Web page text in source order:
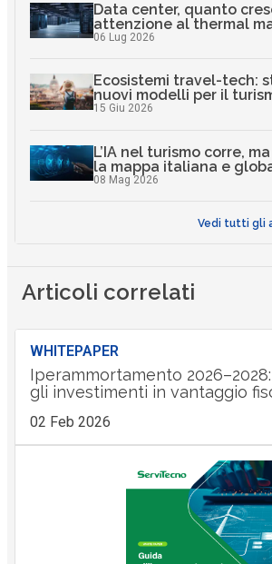
Data center, quanto
attenzione al thermal
06 Lug 2026
Ecosistemi travel-tech:
nuovi modelli per il
15 Giu 2026
L’IA nel turismo corre,
la mappa italiana e
08 Mag 2026
Vedi tutti gli
Articoli correlati
WHITEPAPER
Iperammortamento
gli investimenti in vantaggio
02 Feb 2026